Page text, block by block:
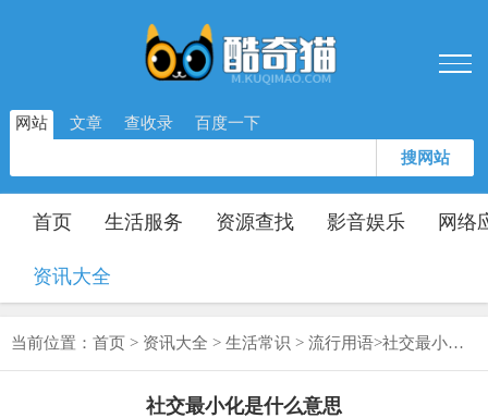
网站 文章 查收录 百度一下
搜网站
首页 生活服务 资源查找 影音娱乐 网络
资讯大全
当前位置： 首页 > 资讯大全 > 生活常识 > 流行用语>社交最小化是什么意思
社交最小化是什么意思